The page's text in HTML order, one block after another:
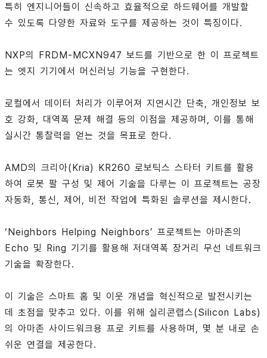
특히 엔지니어들이 신속하고 효율적으로 하드웨어를 개발할
수 있도록 다양한 자료와 도구를 제공하는 것이 특징이다.
NXP의 FRDM-MCXN947 보드를 기반으로 한 이 프로젝트
는 엣지 기기에서 머신러닝 기능을 구현한다.
로컬에서 데이터 처리가 이루어져 지연시간 단축, 개인정보 보
호 강화, 대역폭 문제 해결 등의 이점을 제공하며, 이를 통해
실시간 통찰력을 얻는 것을 목표로 한다.
AMD의 크리아(Kria) KR260 로보틱스 스타터 키트를 활용
하여 로봇 팔 구성 및 제어 기술을 다루는 이 프로젝트는 공장
자동화, 통신, 제어, 비전 작업에 특화된 솔루션을 제시한다.
‘Neighbors Helping Neighbors’ 프로젝트는 아마존의
Echo 및 Ring 기기를 활용해 저대역폭 장거리 무선 네트워크
기술을 확장한다.
이 기술은 스마트 홈 및 이웃 개념을 혁신적으로 발전시키는
데 초점을 맞추고 있다. 이를 위해 실리콘랩스(Silicon Labs)
의 아마존 사이드워크용 프로 키트를 사용하며, 몇 분 내로 손
쉬운 연결을 제공한다.